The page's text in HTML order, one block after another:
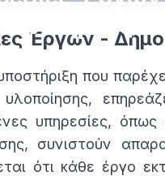
Τευχών
–
Έργων -
που
υπηρεσίες,
συνιστούν
ότι κάθε έργο